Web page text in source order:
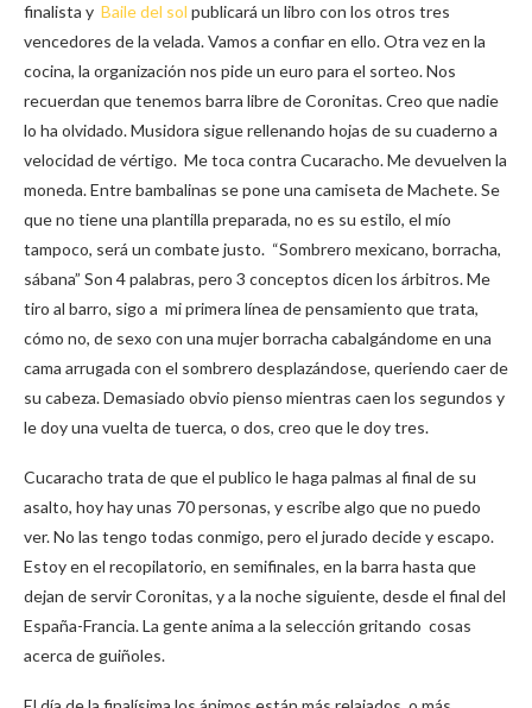
finalista y Baile del sol publicará un libro con los otros tres
vencedores de la velada. Vamos a confiar en ello. Otra vez en la
cocina, la organización nos pide un euro para el sorteo. Nos
recuerdan que tenemos barra libre de Coronitas. Creo que nadie
lo ha olvidado. Musidora sigue rellenando hojas de su cuaderno a
velocidad de vértigo. Me toca contra Cucaracho. Me devuelven la
moneda. Entre bambalinas se pone una camiseta de Machete. Se
que no tiene una plantilla preparada, no es su estilo, el mío
tampoco, será un combate justo. “Sombrero mexicano, borracha,
sábana” Son 4 palabras, pero 3 conceptos dicen los árbitros. Me
tiro al barro, sigo a mi primera línea de pensamiento que trata,
cómo no, de sexo con una mujer borracha cabalgándome en una
cama arrugada con el sombrero desplazándose, queriendo caer de
su cabeza. Demasiado obvio pienso mientras caen los segundos y
le doy una vuelta de tuerca, o dos, creo que le doy tres.
Cucaracho trata de que el publico le haga palmas al final de su
asalto, hoy hay unas 70 personas, y escribe algo que no puedo
ver. No las tengo todas conmigo, pero el jurado decide y escapo.
Estoy en el recopilatorio, en semifinales, en la barra hasta que
dejan de servir Coronitas, y a la noche siguiente, desde el final del
España-Francia. La gente anima a la selección gritando cosas
acerca de guiñoles.